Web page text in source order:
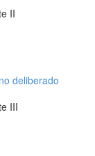
II
deliberado
III